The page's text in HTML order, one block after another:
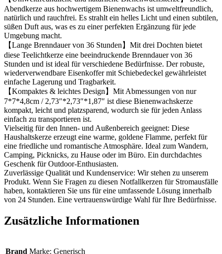
Abendkerze aus hochwertigem Bienenwachs ist umweltfreundlich,
natürlich und rauchfrei. Es strahlt ein helles Licht und einen subtilen,
süßen Duft aus, was es zu einer perfekten Ergänzung für jede
Umgebung macht.
【Lange Brenndauer von 36 Stunden】Mit drei Dochten bietet
diese Teelichtkerze eine beeindruckende Brenndauer von 36
Stunden und ist ideal für verschiedene Bedürfnisse. Der robuste,
wiederverwendbare Eisenkoffer mit Schiebedeckel gewährleistet
einfache Lagerung und Tragbarkeit.
【Kompaktes & leichtes Design】Mit Abmessungen von nur
7*7*4,8cm / 2,73″*2,73″*1,87″ ist diese Bienenwachskerze
kompakt, leicht und platzsparend, wodurch sie für jeden Anlass
einfach zu transportieren ist.
Vielseitig für den Innen- und Außenbereich geeignet: Diese
Haushaltskerze erzeugt eine warme, goldene Flamme, perfekt für
eine friedliche und romantische Atmosphäre. Ideal zum Wandern,
Camping, Picknicks, zu Hause oder im Büro. Ein durchdachtes
Geschenk für Outdoor-Enthusiasten.
Zuverlässige Qualität und Kundenservice: Wir stehen zu unserem
Produkt. Wenn Sie Fragen zu diesen Notfallkerzen für Stromausfälle
haben, kontaktieren Sie uns für eine umfassende Lösung innerhalb
von 24 Stunden. Eine vertrauenswürdige Wahl für Ihre Bedürfnisse.
Zusätzliche Informationen
Brand Marke: Generisch